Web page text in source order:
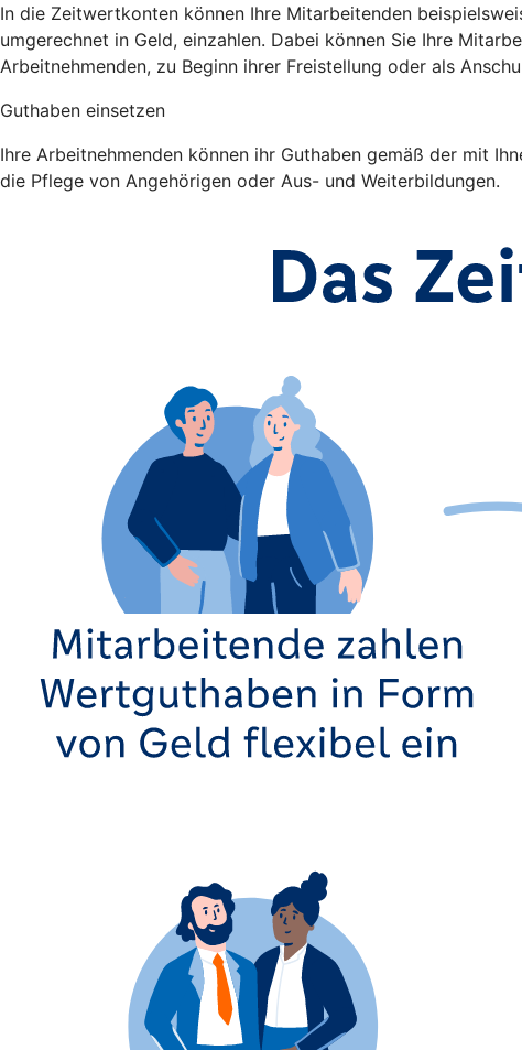
In die Zeitwertkonten können Ihre Mitarbeitenden
umgerechnet in Geld, einzahlen. Dabei können Sie Ihre
Arbeitnehmenden, zu Beginn ihrer Freistellung oder als
Guthaben einsetzen
Ihre Arbeitnehmenden können ihr Guthaben gemäß der mit
die Pflege von Angehörigen oder Aus- und Weiterbildungen.